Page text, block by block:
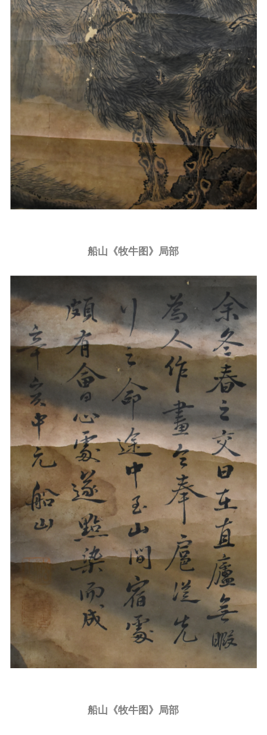
船山《牧牛图》局部
船山《牧牛图》局部